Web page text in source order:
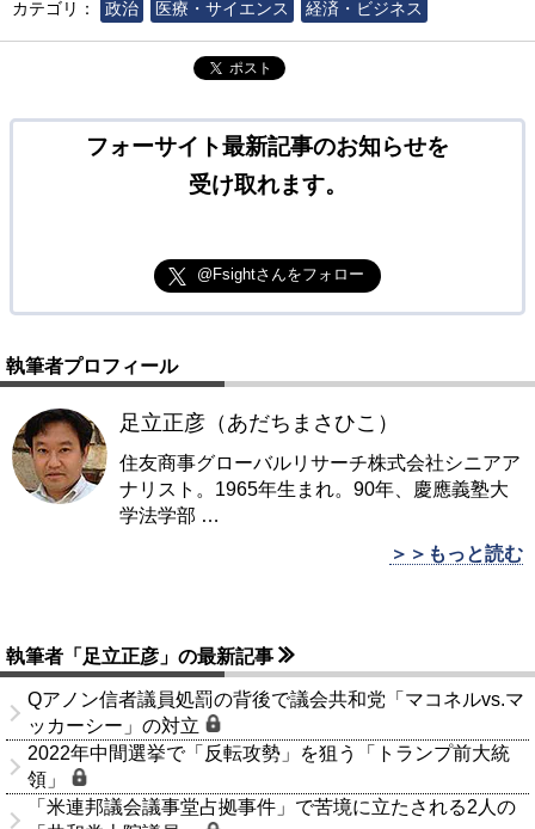
カテゴリ：
政治 医療・サイエンス 経済・ビジネス
ポスト
フォーサイト最新記事のお知らせを
受け取れます。
@Fsightさんをフォロー
執筆者プロフィール
足立正彦（あだちまさひこ）
住友商事グローバルリサーチ株式会社シニアア
ナリスト。1965年生まれ。90年、慶應義塾大
学法学部 …
＞＞もっと読む
執筆者「足立正彦」の最新記事
Qアノン信者議員処罰の背後で議会共和党「マコネルvs.マ
ッカーシー」の対立
2022年中間選挙で「反転攻勢」を狙う「トランプ前大統
領」
「米連邦議会議事堂占拠事件」で苦境に立たされる2人の